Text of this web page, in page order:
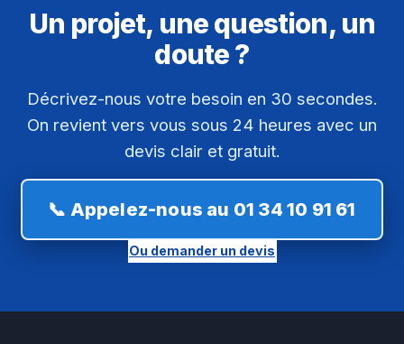
Un projet, une question, un
doute ?
Décrivez-nous votre besoin en 30 secondes.
On revient vers vous sous 24 heures avec un
devis clair et gratuit.
📞 Appelez-nous au 01 34 10 91 61
Ou demander un devis